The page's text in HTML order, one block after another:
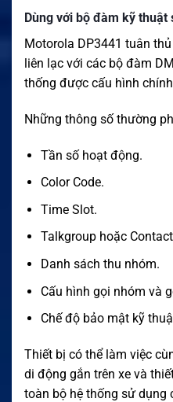
Dùng với bộ đàm kỹ thuật
Motorola DP3441 tuân
liên lạc với các bộ đàm
thống được cấu hình
Những thông số thường
Tần số hoạt động.
Color Code.
Time Slot.
Talkgroup hoặc
Danh sách thu nhóm.
Cấu hình gọi nhóm và
Chế độ bảo mật kỹ
Thiết bị có thể làm việc
di động gắn trên xe và
toàn bộ hệ thống sử dụng